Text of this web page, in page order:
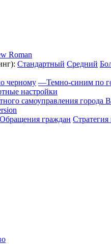
Roman
: Стандартный Средний
черному —Темно-синим по
настройки
самоуправления города
Обращения граждан Стратегия